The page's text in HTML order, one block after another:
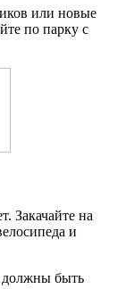
или новые
по парку с
Закачайте на
и
быть